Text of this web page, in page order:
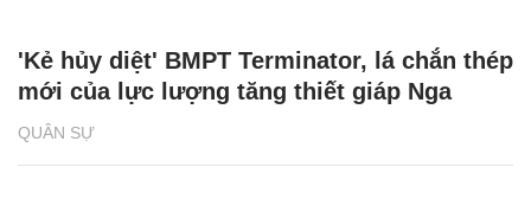
QUÂN SỰ
'Kẻ hủy diệt' BMPT Terminator, lá chắn thép
mới của lực lượng tăng thiết giáp Nga